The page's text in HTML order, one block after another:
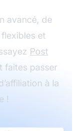
avancé, de
et
Post
faites passer
à la
!